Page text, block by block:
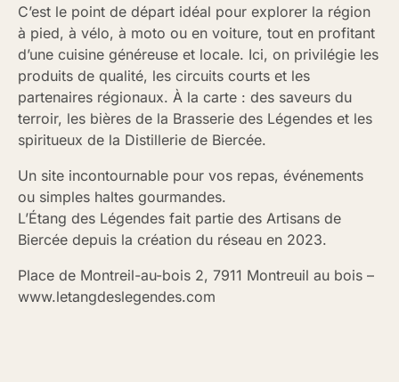
C’est le point de départ idéal pour explorer la région
à pied, à vélo, à moto ou en voiture, tout en profitant
d’une cuisine généreuse et locale. Ici, on privilégie les
produits de qualité, les circuits courts et les
partenaires régionaux. À la carte : des saveurs du
terroir, les bières de la Brasserie des Légendes et les
spiritueux de la Distillerie de Biercée.
Un site incontournable pour vos repas, événements
ou simples haltes gourmandes.
L’Étang des Légendes fait partie des Artisans de
Biercée depuis la création du réseau en 2023.
Place de Montreil-au-bois 2, 7911 Montreuil au bois –
www.letangdeslegendes.com